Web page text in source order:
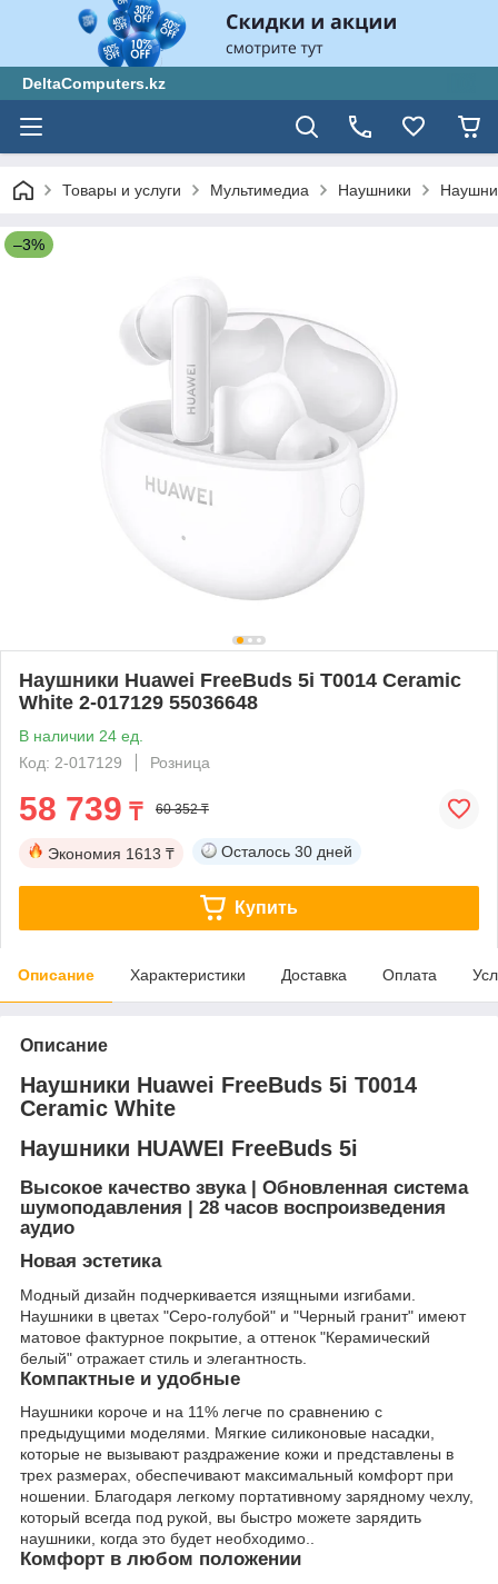
DeltaComputers.kz
Товары и услуги Мультимедиа Наушники
–3%
Наушники Huawei FreeBuds 5i T0014 Ceramic
White 2-017129 55036648
В наличии 24 ед.
Код: 2-017129
Розница
58 739 ₸ 60 352 ₸
Экономия 1613 ₸ Осталось 30 дней
Купить
Описание Характеристики Доставка Оплата
Описание
Наушники Huawei FreeBuds 5i T0014
Ceramic White
Наушники HUAWEI FreeBuds 5i
Высокое качество звука | Обновленная система
шумоподавления | 28 часов воспроизведения
аудио
Новая эстетика
Модный дизайн подчеркивается изящными изгибами.
Наушники в цветах "Серо-голубой" и "Черный гранит" имеют
матовое фактурное покрытие, а оттенок "Керамический
белый" отражает стиль и элегантность.
Компактные и удобные
Наушники короче и на 11% легче по сравнению с
предыдущими моделями. Мягкие силиконовые насадки,
которые не вызывают раздражение кожи и представлены в
трех размерах, обеспечивают максимальный комфорт при
ношении. Благодаря легкому портативному зарядному чехлу,
который всегда под рукой, вы быстро можете зарядить
наушники, когда это будет необходимо..
Комфорт в любом положении